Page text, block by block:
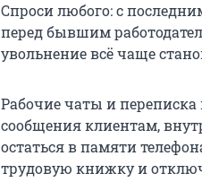
Спроси любого: с
перед бывшим
увольнение всё чаще
Рабочие чаты и
сообщения клиентам,
остаться в памяти
трудовую книжку и